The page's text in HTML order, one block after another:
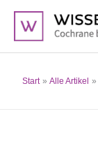
Inhalt
springen
Start Alle Artikel